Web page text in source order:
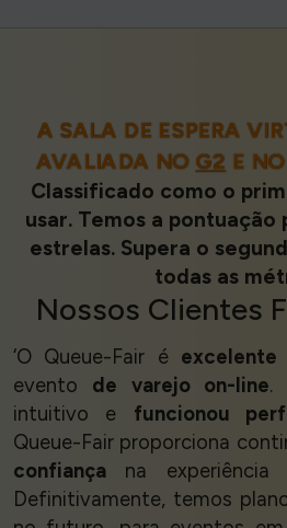
A SALA DE ESPERA
AVALIADA NOG2 E NO
Classificado como o
usar. Temos a
estrelas. Supera o
todas as
Nossos Clientes
‘O Queue-Fair é excelente
evento de varejo on-line.
intuitivo e funcionou
Queue-Fair proporciona
confiança na experiência
Definitivamente, temos